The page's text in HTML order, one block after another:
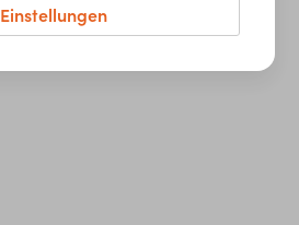
Einstellungen